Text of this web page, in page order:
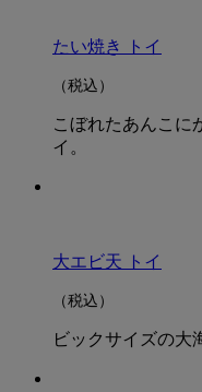
たい焼き トイ
（税込）
こぼれたあんこに
イ。
大エビ天 トイ
（税込）
ビックサイズの大